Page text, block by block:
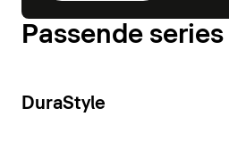
Passende series
DuraStyle